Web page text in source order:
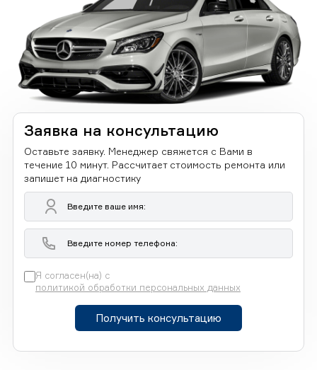
Заявка на консультацию
Оставьте заявку. Менеджер свяжется с Вами в
течение 10 минут. Рассчитает стоимость ремонта или
запишет на диагностику
Я согласен(на) с
политикой обработки персональных данных
Получить консультацию